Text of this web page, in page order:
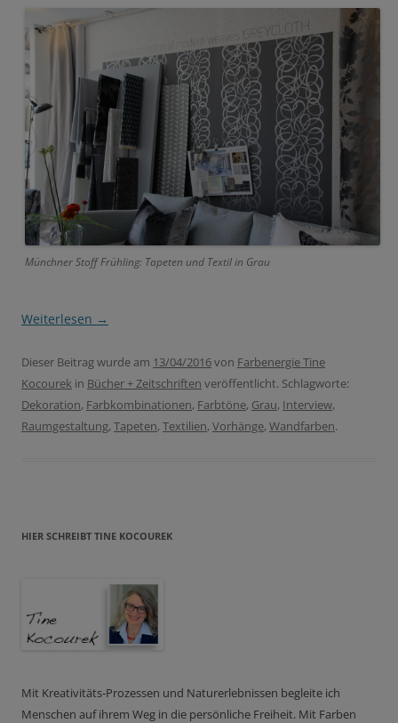
Münchner Stoff Frühling: Tapeten und Textil in Grau
Weiterlesen →
Dieser Beitrag wurde am 13/04/2016von Farbenergie Tine
Kocourek in Bücher + Zeitschriften veröffentlicht. Schlagworte:
Dekoration, Farbkombinationen, Farbtöne, Grau, Interview,
Raumgestaltung, Tapeten, Textilien, Vorhänge, Wandfarben.
HIER SCHREIBT TINE KOCOUREK
Mit Kreativitäts-Prozessen und Naturerlebnissen begleite ich
Menschen auf ihrem Weg in die persönliche Freiheit. Mit Farben